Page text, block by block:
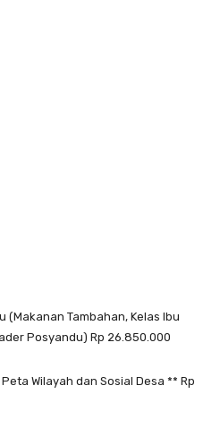
(Makanan Tambahan, Kelas Ibu
Posyandu) Rp 26.850.000
Wilayah dan Sosial Desa ** Rp